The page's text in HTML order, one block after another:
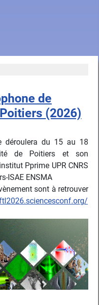
de
(2026)
déroulera du 15 au 18
de Poitiers et son
Pprime UPR CNRS
ISAE ENSMA
sont à retrouver